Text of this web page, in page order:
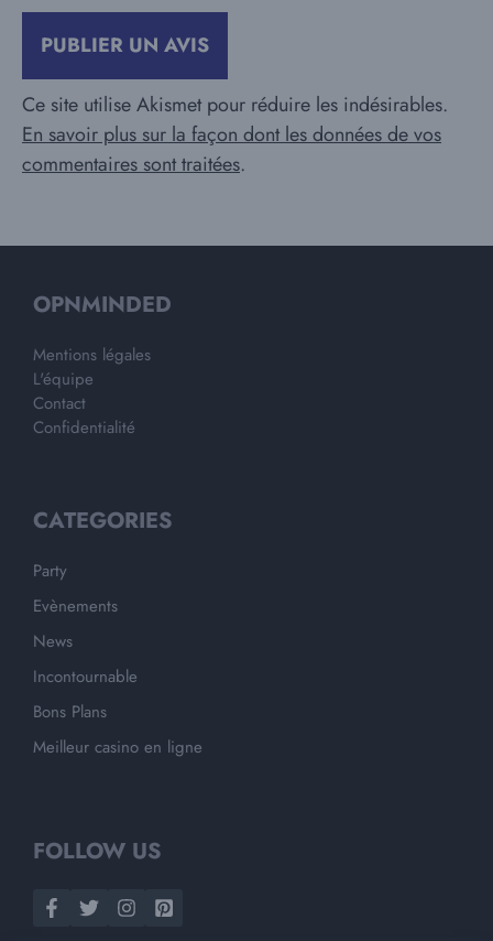
Ce site utilise Akismet pour réduire les indésirables.
En savoir plus sur la façon dont les données de vos
commentaires sont traitées.
OPNMINDED
Mentions légales
L'équipe
Contact
Confidentialité
CATEGORIES
Party
Evènements
News
Incontournable
Bons Plans
Meilleur casino en ligne
FOLLOW US